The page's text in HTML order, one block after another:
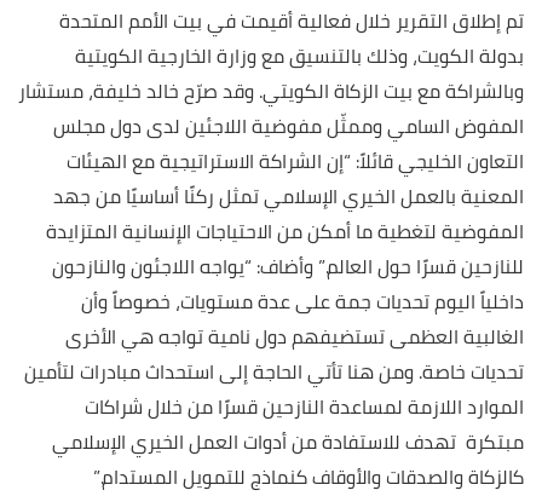
تم إطلاق التقرير خلال فعالية أقيمت في بيت الأمم المتحدة
بدولة الكويت، وذلك بالتنسيق مع وزارة الخارجية الكويتية
وبالشراكة مع بيت الزكاة الكويتي. وقد صرّح خالد خليفة، مستشار
المفوض السامي وممثّل مفوضية اللاجئين لدى دول مجلس
التعاون الخليجي قائلاً: “إن الشراكة الاستراتيجية مع الهيئات
المعنية بالعمل الخيري الإسلامي تمثل ركنًا أساسيًا من جهد
المفوضية لتغطية ما أمكن من الاحتياجات الإنسانية المتزايدة
للنازحين قسرًا حول العالم.” وأضاف: “يواجه اللاجئون والنازحون
داخلياً اليوم تحديات جمة على عدة مستويات، خصوصاً وأن
الغالبية العظمى تستضيفهم دول نامية تواجه هي الأخرى
تحديات خاصة. ومن هنا تأتي الحاجة إلى استحداث مبادرات لتأمين
الموارد اللازمة لمساعدة النازحين قسرًا من خلال شراكات
مبتكرة تهدف للاستفادة من أدوات العمل الخيري الإسلامي
كالزكاة والصدقات والأوقاف كنماذج للتمويل المستدام.”